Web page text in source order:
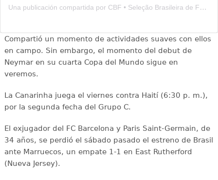
Una publicación compartida por CBF • Seleção Brasileira de Futebol (@brasil)
Compartió un momento de actividades suaves con ellos
en campo. Sin embargo, el momento del debut de
Neymar en su cuarta Copa del Mundo sigue en
veremos.
La Canarinha juega el viernes contra Haití (6:30 p. m.),
por la segunda fecha del Grupo C.
El exjugador del FC Barcelona y Paris Saint-Germain, de
34 años, se perdió el sábado pasado el estreno de Brasil
ante Marruecos, un empate 1-1 en East Rutherford
(Nueva Jersey).